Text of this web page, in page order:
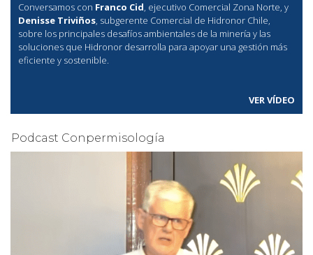
Conversamos con Franco Cid, ejecutivo Comercial Zona Norte, y
Denisse Triviños, subgerente Comercial de Hidronor Chile,
sobre los principales desafíos ambientales de la minería y las
soluciones que Hidronor desarrolla para apoyar una gestión más
eficiente y sostenible.
VER VÍDEO
Podcast Conpermisología